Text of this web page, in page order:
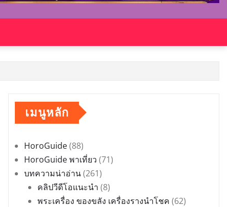
เมนูหลัก
HoroGuide(88)
HoroGuide พาเที่ยว (71)
บทความน่าอ่าน(261)
คลิปวีดีโอแนะนำ (8)
พระเครื่อง ของขลัง เครื่องรางนำโชค (62)